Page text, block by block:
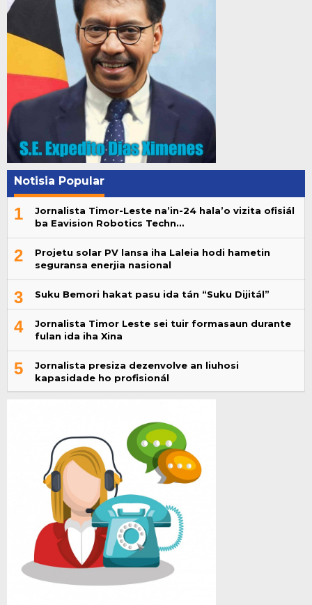
Notisia Popular
1
Jornalista Timor-Leste na’in-24 hala’o vizita ofisiál
ba Eavision Robotics Techn…
2
Projetu solar PV lansa iha Laleia hodi hametin
seguransa enerjia nasional
3 Suku Bemori hakat pasu ida tán “Suku Dijitál”
4
Jornalista Timor Leste sei tuir formasaun durante
fulan ida iha Xina
5
Jornalista presiza dezenvolve an liuhosi
kapasidade ho profisionál